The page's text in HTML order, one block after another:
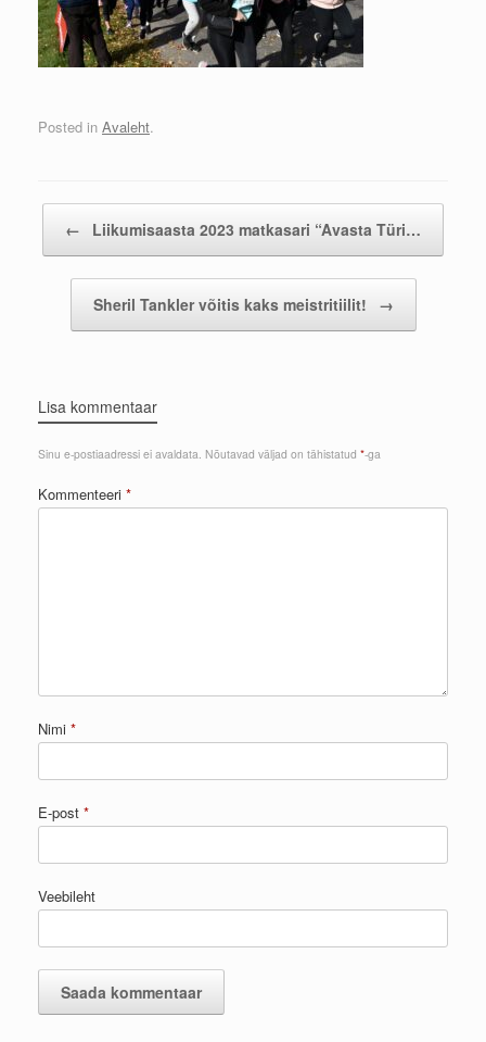
Posted in Avaleht.
← Liikumisaasta 2023 matkasari “Avasta Türi…
Sheril Tankler võitis kaks meistritiilit! →
Lisa kommentaar
Sinu e-postiaadressi ei avaldata. Nõutavad väljad on tähistatud *-ga
Kommenteeri *
Nimi *
E-post *
Veebileht